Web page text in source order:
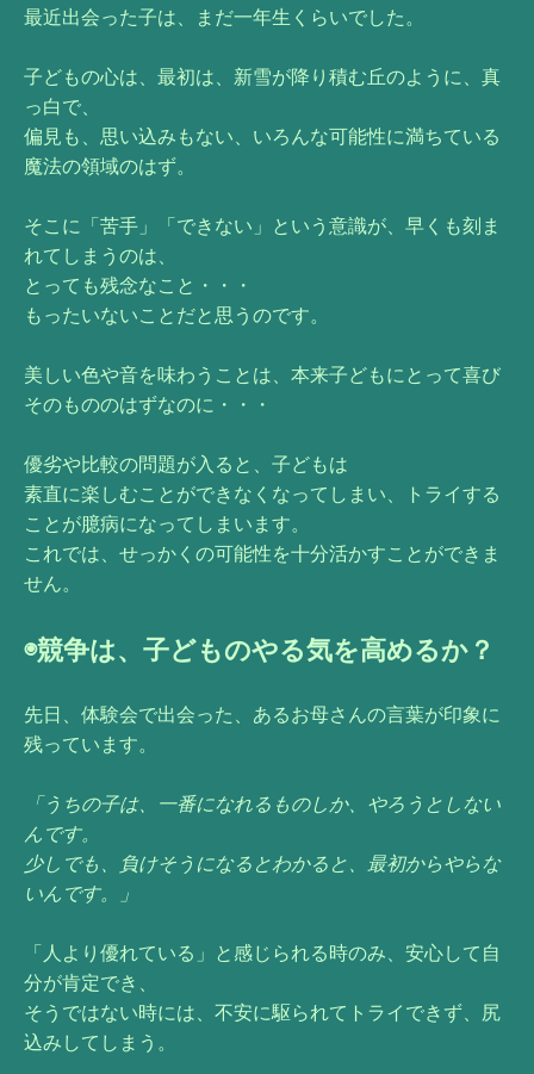
最近出会った子は、まだ一年生くらいでした。
子どもの心は、最初は、新雪が降り積む丘のように、真
っ白で、
偏見も、思い込みもない、いろんな可能性に満ちている
魔法の領域のはず。
そこに「苦手」「できない」という意識が、早くも刻ま
れてしまうのは、
とっても残念なこと・・・
もったいないことだと思うのです。
美しい色や音を味わうことは、本来子どもにとって喜び
そのもののはずなのに・・・
優劣や比較の問題が入ると、子どもは
素直に楽しむことができなくなってしまい、トライする
ことが臆病になってしまいます。
これでは、せっかくの可能性を十分活かすことができま
せん。
◉競争は、子どものやる気を高めるか？
先日、体験会で出会った、あるお母さんの言葉が印象に
残っています。
「うちの子は、一番になれるものしか、やろうとしない
んです。
少しでも、負けそうになるとわかると、最初からやらな
いんです。」
「人より優れている」と感じられる時のみ、安心して自
分が肯定でき、
そうではない時には、不安に駆られてトライできず、尻
込みしてしまう。